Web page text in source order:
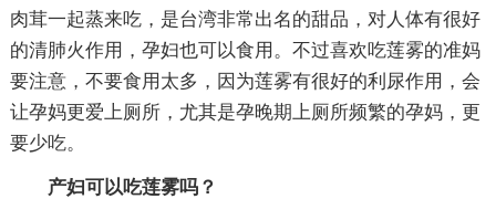
肉茸一起蒸来吃，是台湾非常出名的甜品，对人体有很好
的清肺火作用，孕妇也可以食用。不过喜欢吃莲雾的准妈
要注意，不要食用太多，因为莲雾有很好的利尿作用，会
让孕妈更爱上厕所，尤其是孕晚期上厕所频繁的孕妈，更
要少吃。
产妇可以吃莲雾吗？